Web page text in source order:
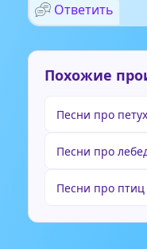
Ответить
Похожие
Песни про
Песни про
Песни про птиц